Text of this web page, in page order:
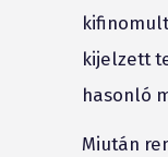
kijelzett
hasonló
Miután